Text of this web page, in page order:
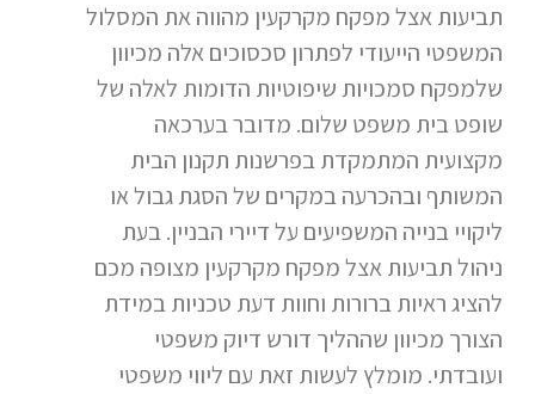
תביעות אצל מפקח מקרקעין מהווה את המסלול
המשפטי הייעודי לפתרון סכסוכים אלה מכיוון
שלמפקח סמכויות שיפוטיות הדומות לאלה של
שופט בית משפט שלום. מדובר בערכאה
מקצועית המתמקדת בפרשנות תקנון הבית
המשותף ובהכרעה במקרים של הסגת גבול או
ליקויי בנייה המשפיעים על דיירי הבניין. בעת
ניהול תביעות אצל מפקח מקרקעין מצופה מכם
להציג ראיות ברורות וחוות דעת טכניות במידת
הצורך מכיוון שההליך דורש דיוק משפטי
ועובדתי. מומלץ לעשות זאת עם ליווי משפטי